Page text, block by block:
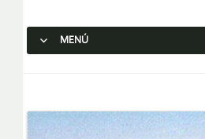
MENÚ